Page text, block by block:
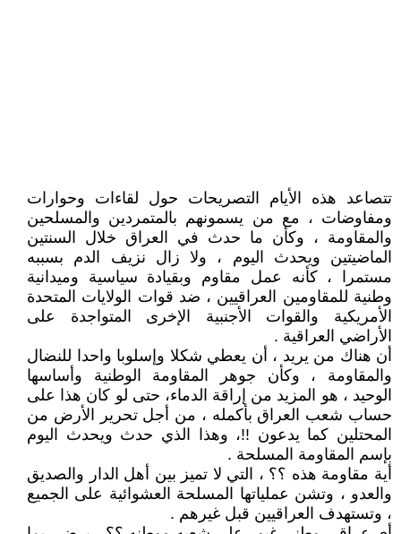
تتصاعد هذه الأيام التصريحات حول لقاءات وحوارات
ومفاوضات ، مع من يسمونهم بالمتمردين والمسلحين
والمقاومة ، وكأن ما حدث في العراق خلال السنتين
الماضيتين ويحدث اليوم ، ولا زال نزيف الدم بسببه
مستمرا ، كأنه عمل مقاوم وبقيادة سياسية وميدانية
وطنية للمقاومين العراقيين ، ضد قوات الولايات المتحدة
الأمريكية والقوات الأجنبية الإخرى المتواجدة على
الأراضي العراقية .
أن هناك من يريد ، أن يعطي شكلا وإسلوبا واحدا للنضال
والمقاومة ، وكأن جوهر المقاومة الوطنية وأساسها
الوحيد ، هو المزيد من إراقة الدماء، حتى لو كان هذا على
حساب شعب العراق بأكمله ، من أجل تحرير الأرض من
المحتلين كما يدعون !!، وهذا الذي حدث ويحدث اليوم
بإسم المقاومة المسلحة .
أية مقاومة هذه ؟؟ ، التي لا تميز بين أهل الدار والصديق
والعدو ، وتشن عملياتها المسلحة العشوائية على الجميع
، وتستهدف العراقيين قبل غيرهم .